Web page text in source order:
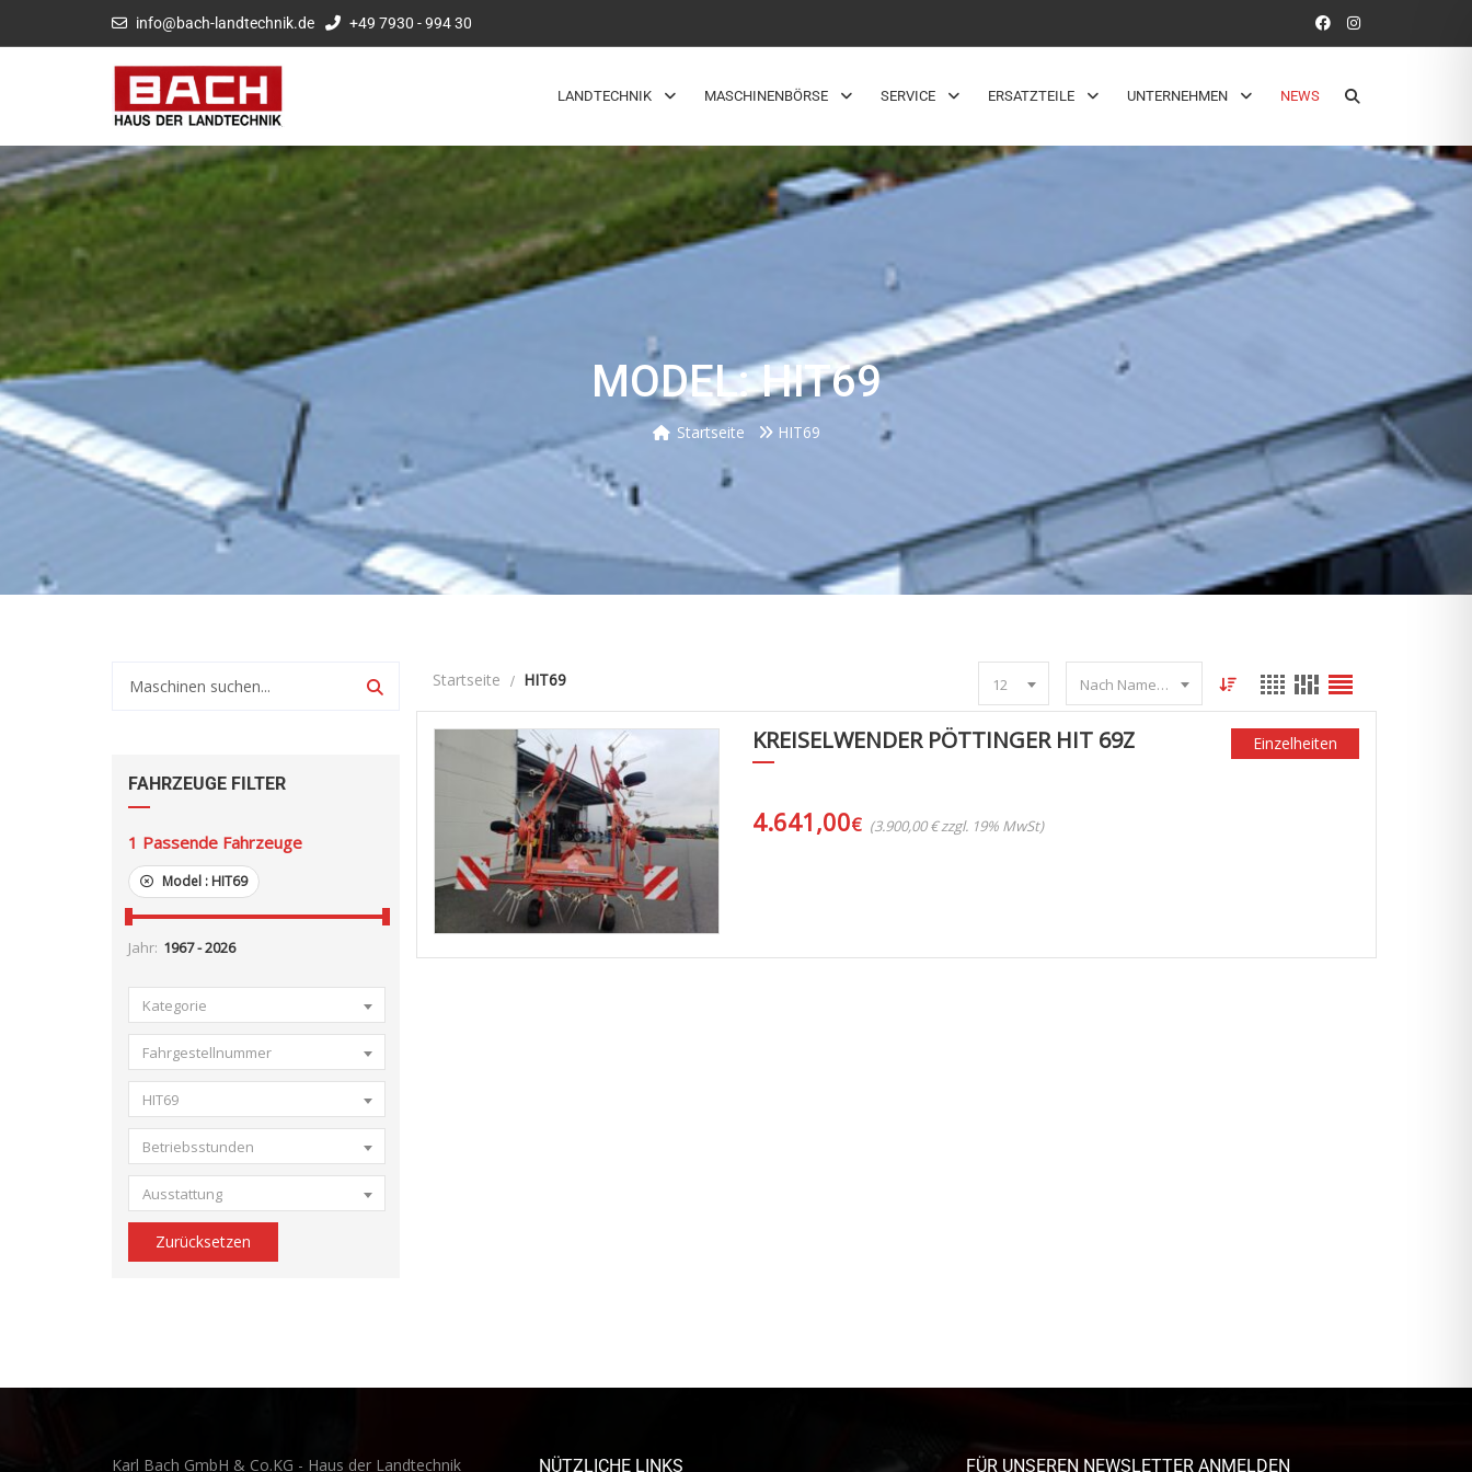
info@bach-landtechnik.de +49 7930 - 994 30
LANDTECHNIK MASCHINENBÖRSE SERVICE ERSATZTEILE UNTERNEHMEN NEWS
MODEL: HIT69
Startseite HIT69
FAHRZEUGE FILTER
1 Passende Fahrzeuge
Model : HIT69
Jahr:
Kategorie
Fahrgestellnummer
HIT69
Betriebsstunden
Ausstattung
Zurücksetzen
Startseite HIT69 12 Nach Name sortieren
KREISELWENDER PÖTTINGER HIT 69Z
4.641,00€ (3.900,00 € zzgl. 19% MwSt)
Einzelheiten
Karl Bach GmbH & Co.KG - Haus der Landtechnik NÜTZLICHE LINKS FÜR UNSEREN NEWSLETTER ANMELDEN